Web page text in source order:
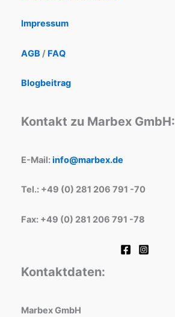
Impressum
AGB / FAQ
Blogbeitrag
Kontakt zu Marbex GmbH:
E-Mail:info@marbex.de
Tel.: +49 (0) 281 206 791 -70
Fax: +49 (0) 281 206 791 -78
Kontaktdaten:
Marbex GmbH